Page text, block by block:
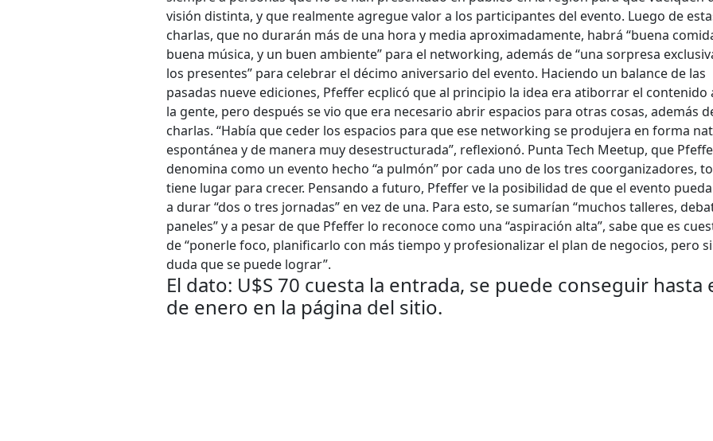
visión distinta, y que realmente agregue valor a los participantes del evento. Luego de
charlas, que no durarán más de una hora y media aproximadamente, habrá “buena
buena música, y un buen ambiente” para el networking, además de “una sorpresa
los presentes” para celebrar el décimo aniversario del evento. Haciendo un balance de las
pasadas nueve ediciones, Pfeffer ecplicó que al principio la idea era atiborrar el contenido
la gente, pero después se vio que era necesario abrir espacios para otras cosas, además
charlas. “Había que ceder los espacios para que ese networking se produjera en forma
espontánea y de manera muy desestructurada”, reflexionó. Punta Tech Meetup, que
denomina como un evento hecho “a pulmón” por cada uno de los tres coorganizadores,
tiene lugar para crecer. Pensando a futuro, Pfeffer ve la posibilidad de que el evento
a durar “dos o tres jornadas” en vez de una. Para esto, se sumarían “muchos talleres,
paneles” y a pesar de que Pfeffer lo reconoce como una “aspiración alta”, sabe que es
de “ponerle foco, planificarlo con más tiempo y profesionalizar el plan de negocios, pero
duda que se puede lograr”.
El dato: U$S 70 cuesta la entrada, se puede conseguir hasta
de enero en la página del sitio.